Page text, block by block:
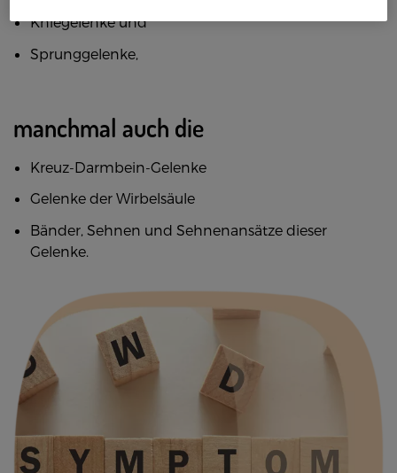
Kniegelenke und
Sprunggelenke,
manchmal auch die
Kreuz-Darmbein-Gelenke
Gelenke der Wirbelsäule
Bänder, Sehnen und Sehnenansätze dieser
Gelenke.